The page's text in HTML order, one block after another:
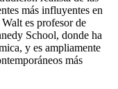
más influyentes en
es profesor de
School, donde ha
y es ampliamente
más